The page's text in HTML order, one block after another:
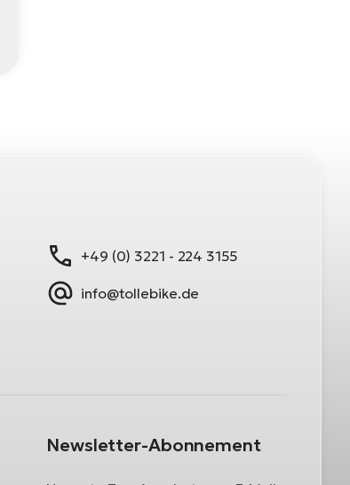
+49 (0) 3221 - 224 3155
info@tollebike.de
Newsletter-Abonnement